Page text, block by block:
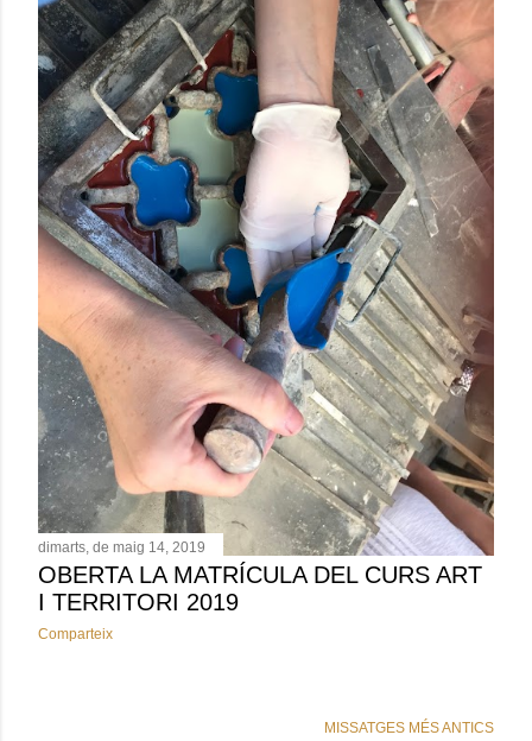
dimarts, de maig 14, 2019
OBERTA LA MATRÍCULA DEL CURS ART
I TERRITORI 2019
Comparteix
MISSATGES MÉS ANTICS